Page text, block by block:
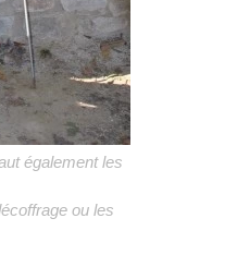
également les
ou les